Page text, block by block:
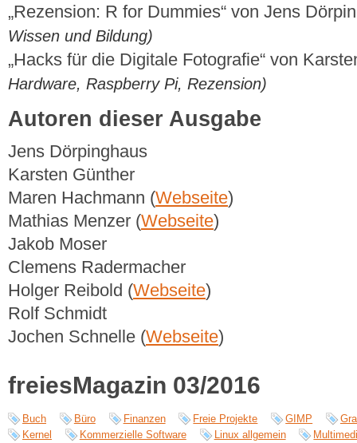
„Rezension: R for Dummies“ von Jens
Wissen und Bildung)
„Hacks für die Digitale Fotografie“ von
Hardware, Raspberry Pi, Rezension)
Autoren dieser Ausgabe
Jens Dörpinghaus
Karsten Günther
Maren Hachmann (Webseite)
Mathias Menzer (Webseite)
Jakob Moser
Clemens Radermacher
Holger Reibold (Webseite)
Rolf Schmidt
Jochen Schnelle (Webseite)
freiesMagazin 03/2016
Buch Büro Finanzen Freie Projekte GIMP
Kernel
Kommerzielle Software Linux allgemein